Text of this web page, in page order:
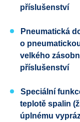
příslušenství
Pneumatická
o
velkého
příslušenství
Speciální
teplotě spalin
úplnému